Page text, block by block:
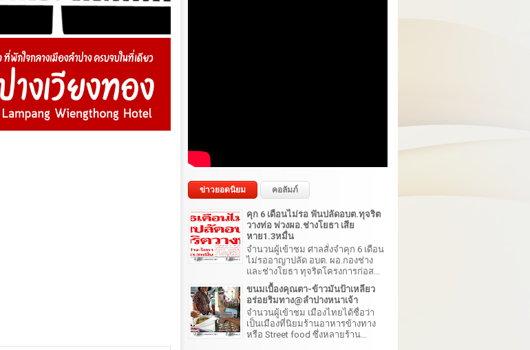
ข่าวยอดนิยม คอลัมภ์
คุก 6 เดือนไม่รอ ฟันปลัดอบต.ทุจริต
วางท่อ พ่วงผอ.ช่างโยธา เสีย
หาย1.3หมื่น
จำนวนผู้เข้าชม ศาลสั่งจำคุก 6 เดือน
ไม่รออาญาปลัด อบต. ผอ.กองช่าง
และช่างโยธา ทุจริตโครงการก่อส...
ขนมเบื้องคุณตา-ข้าวมันป้าเหลียว
อร่อยริมทาง@ลำปางหนาเจ้า
จำนวนผู้เข้าชม เมืองไทยได้ชื่อว่า
เป็นเมืองที่นิยมร้านอาหารข้างทาง
หรือ Street food ซึ่งหลายร้าน...